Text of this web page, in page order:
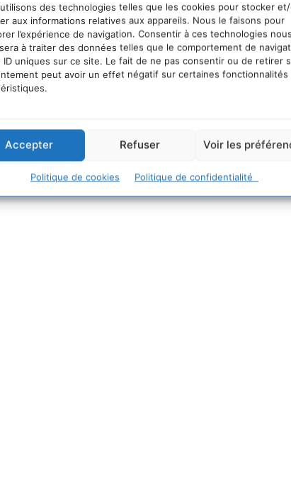
des technologies telles que les cookies pour stocker
aux informations relatives aux appareils. Nous le faisons pour
l’expérience de navigation. Consentir à ces technologies nous
à traiter des données telles que le comportement de
ID uniques sur ce site. Le fait de ne pas consentir ou de retirer
peut avoir un effet négatif sur certaines fonctionnalités
Accepter Refuser Voir les
Politique de cookies Politique de confidentialité